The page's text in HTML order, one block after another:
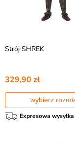
Strój SHREK
329,90 zł
wybierz
Expresowa wysyłka